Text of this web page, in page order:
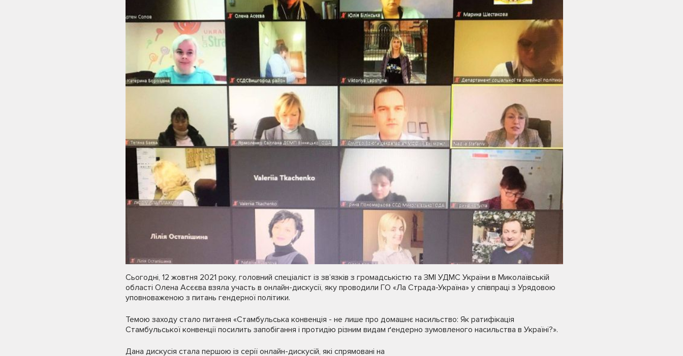
Сьогодні, 12 жовтня 2021 року, головний спеціаліст із звʼязків з громадськістю та ЗМІ УДМС України в Миколаївській
області Олена Асєєва взяла участь в онлайн-дискусії, яку проводили ГО «Ла Страда-Україна» у співпраці з Урядовою
уповноваженою з питань гендерної політики.
Темою заходу стало питання «Стамбульська конвенція - не лише про домашнє насильство: Як ратифікація
Стамбульської конвенції посилить запобігання і протидію різним видам ґендерно зумовленого насильства в Україні?».
Дана дискусія стала першою із серії онлайн-дискусій, які спрямовані на